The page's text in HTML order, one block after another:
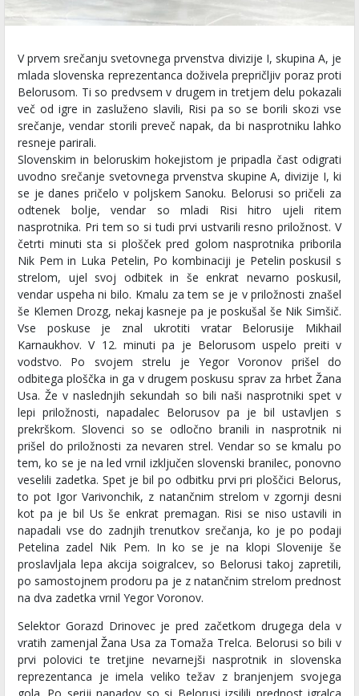
V prvem srečanju svetovnega prvenstva divizije I, skupina A, je
mlada slovenska reprezentanca doživela prepričljiv poraz proti
Belorusom. Ti so predvsem v drugem in tretjem delu pokazali
več od igre in zasluženo slavili, Risi pa so se borili skozi vse
srečanje, vendar storili preveč napak, da bi nasprotniku lahko
resneje parirali.
Slovenskim in beloruskim hokejistom je pripadla čast odigrati
uvodno srečanje svetovnega prvenstva skupine A, divizije I, ki
se je danes pričelo v poljskem Sanoku. Belorusi so pričeli za
odtenek bolje, vendar so mladi Risi hitro ujeli ritem
nasprotnika. Pri tem so si tudi prvi ustvarili resno priložnost. V
četrti minuti sta si plošček pred golom nasprotnika priborila
Nik Pem in Luka Petelin, Po kombinaciji je Petelin poskusil s
strelom, ujel svoj odbitek in še enkrat nevarno poskusil,
vendar uspeha ni bilo. Kmalu za tem se je v priložnosti znašel
še Klemen Drozg, nekaj kasneje pa je poskušal še Nik Simšič.
Vse poskuse je znal ukrotiti vratar Belorusije Mikhail
Karnaukhov. V 12. minuti pa je Belorusom uspelo preiti v
vodstvo. Po svojem strelu je Yegor Voronov prišel do
odbitega ploščka in ga v drugem poskusu sprav za hrbet Žana
Usa. Že v naslednjih sekundah so bili naši nasprotniki spet v
lepi priložnosti, napadalec Belorusov pa je bil ustavljen s
prekrškom. Slovenci so se odločno branili in nasprotnik ni
prišel do priložnosti za nevaren strel. Vendar so se kmalu po
tem, ko se je na led vrnil izključen slovenski branilec, ponovno
veselili zadetka. Spet je bil po odbitku prvi pri ploščici Belorus,
to pot Igor Varivonchik, z natančnim strelom v zgornji desni
kot pa je bil Us še enkrat premagan. Risi se niso ustavili in
napadali vse do zadnjih trenutkov srečanja, ko je po podaji
Petelina zadel Nik Pem. In ko se je na klopi Slovenije še
proslavljala lepa akcija soigralcev, so Belorusi takoj zapretili,
po samostojnem prodoru pa je z natančnim strelom prednost
na dva zadetka vrnil Yegor Voronov.
Selektor Gorazd Drinovec je pred začetkom drugega dela v
vratih zamenjal Žana Usa za Tomaža Trelca. Belorusi so bili v
prvi polovici te tretjine nevarnejši nasprotnik in slovenska
reprezentanca je imela veliko težav z branjenjem svojega
gola. Po seriji napadov so si Belorusi izsilili prednost igralca